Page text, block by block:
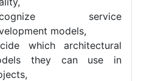
service
models,
which architectural
they can use in